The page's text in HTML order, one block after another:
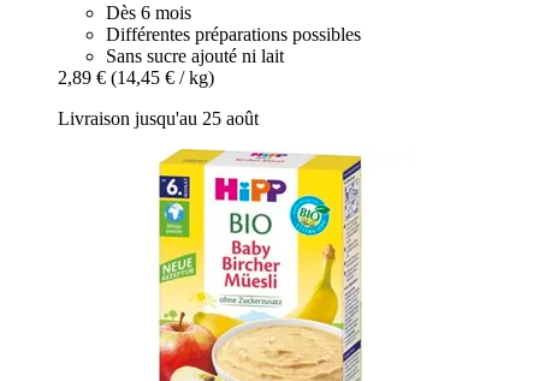
Dès 6 mois
Différentes préparations possibles
Sans sucre ajouté ni lait
2,89 € (14,45 € / kg)
Livraison jusqu'au 25 août